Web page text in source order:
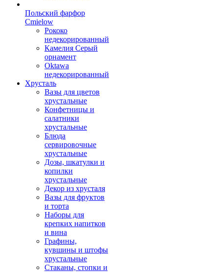
Польский фарфор
Сmielow
Рококо
недекорированный
Камелия Серый
орнамент
Oktawa
недекорированный
Хрусталь
Вазы для цветов
хрустальные
Конфетницы и
салатники
хрустальные
Блюда
сервировочные
хрустальные
Дозы, шкатулки и
копилки
хрустальные
Декор из хрусталя
Вазы для фруктов
и торта
Наборы для
крепких напитков
и вина
Графины,
кувшины и штофы
хрустальные
Стаканы, стопки и